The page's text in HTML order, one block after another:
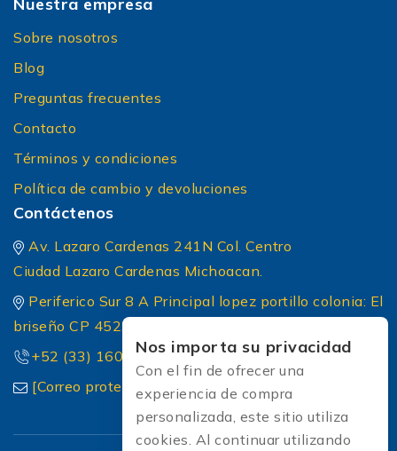
Nuestra empresa
Sobre nosotros
Blog
Preguntas frecuentes
Contacto
Términos y condiciones
Política de cambio y devoluciones
Contáctenos
Av. Lazaro Cardenas 241N Col. Centro
Ciudad Lazaro Cardenas Michoacan.
Periferico Sur 8 A Principal lopez portillo colonia: El
briseño CP 45236 Zapopan Jalisco
+52 (33) 1604 5032
[Correo protected]
Nos importa su privacidad
Con el fin de ofrecer una
experiencia de compra
personalizada, este sitio utiliza
cookies. Al continuar utilizando